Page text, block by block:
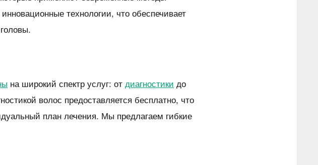
технологии, что обеспечивает
на широкий спектр услуг: от диагностики до
волос предоставляется бесплатно, что
план лечения. Мы предлагаем гибкие